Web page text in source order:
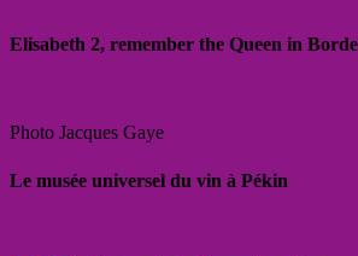
Elisabeth 2, remember the Queen in
Photo Jacques Gaye
Le musée universel du vin à Pékin